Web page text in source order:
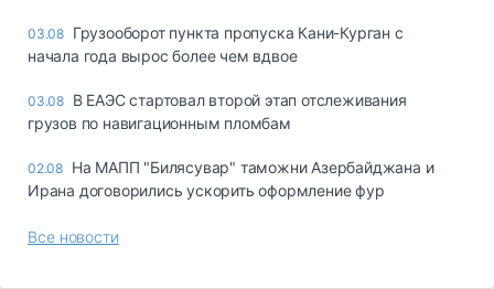
03.08 Грузооборот пункта пропуска Кани-Курган с
начала года вырос более чем вдвое
03.08 В ЕАЭС стартовал второй этап отслеживания
грузов по навигационным пломбам
02.08 На МАПП "Билясувар" таможни Азербайджана и
Ирана договорились ускорить оформление фур
Все новости